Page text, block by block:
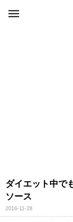
ダイエット中で
ソース
2016-11-28